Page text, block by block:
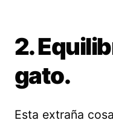
2.
gato.
Esta extraña